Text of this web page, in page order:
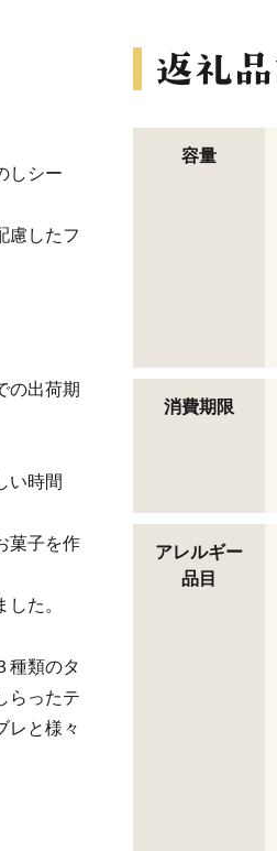
しシー
慮したフ
の出荷期
い時間
菓子を作
た。
種類のタ
らったテ
レと様々
容量
消費期限
アレルギー
品目